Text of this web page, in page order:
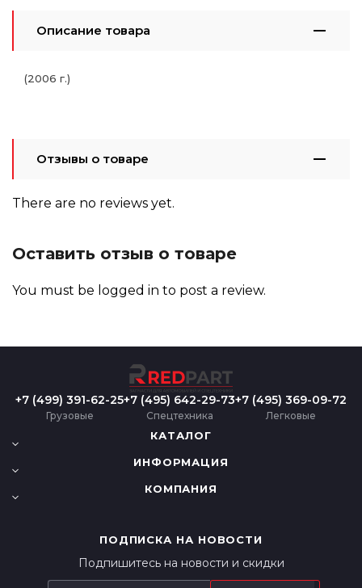
Описание товара
(2006 г.)
Отзывы о товаре
There are no reviews yet.
Оставить отзыв о товаре
You must be logged in to post a review.
+7 (499) 391-62-25
Грузовые
+7 (495) 642-29-73
Спецтехника
+7 (495) 369-09-72
Легковые
КАТАЛОГ
ИНФОРМАЦИЯ
КОМПАНИЯ
ПОДПИСКА НА НОВОСТИ
Подпишитесь на новости и скидки